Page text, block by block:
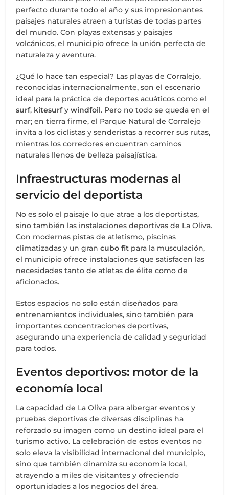
perfecto durante todo el año y sus impresionantes
paisajes naturales atraen a turistas de todas partes
del mundo. Con playas extensas y paisajes
volcánicos, el municipio ofrece la unión perfecta de
naturaleza y aventura.
¿Qué lo hace tan especial? Las playas de Corralejo,
reconocidas internacionalmente, son el escenario
ideal para la práctica de deportes acuáticos como el
surf, kitesurfywindfoil. Pero no todo se queda en el
mar; en tierra firme, el Parque Natural de Corralejo
invita a los ciclistas y senderistas a recorrer sus rutas,
mientras los corredores encuentran caminos
naturales llenos de belleza paisajística.
Infraestructuras modernas al
servicio del deportista
No es solo el paisaje lo que atrae a los deportistas,
sino también las instalaciones deportivas de La Oliva.
Con modernas pistas de atletismo, piscinas
climatizadas y un grancubo fit para la musculación,
el municipio ofrece instalaciones que satisfacen las
necesidades tanto de atletas de élite como de
aficionados.
Estos espacios no solo están diseñados para
entrenamientos individuales, sino también para
importantes concentraciones deportivas,
asegurando una experiencia de calidad y seguridad
para todos.
Eventos deportivos: motor de la
economía local
La capacidad de La Oliva para albergar eventos y
pruebas deportivas de diversas disciplinas ha
reforzado su imagen como un destino ideal para el
turismo activo. La celebración de estos eventos no
solo eleva la visibilidad internacional del municipio,
sino que también dinamiza su economía local,
atrayendo a miles de visitantes y ofreciendo
oportunidades a los negocios del área.